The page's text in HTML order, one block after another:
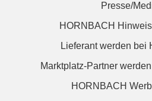
Presse/
HORNBACH
Lieferant werden bei
Marktplatz-Partner
HORNBACH